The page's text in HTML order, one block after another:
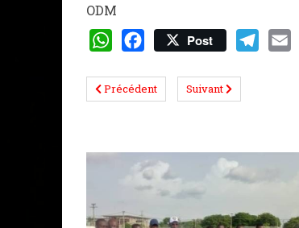
ODM
Post
Précédent Suivant